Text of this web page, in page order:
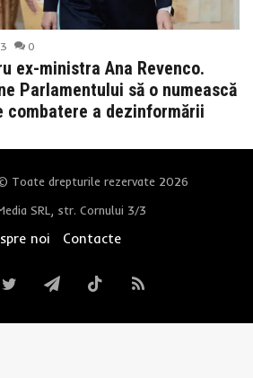
0
ex-ministra Ana Revenco.
Parlamentului să o numească
combatere a dezinformării
Toate drepturile rezervate 2026
SRL, str. Cornului 3/3
noi Contacte
TwitterTelegramTikTokRSS